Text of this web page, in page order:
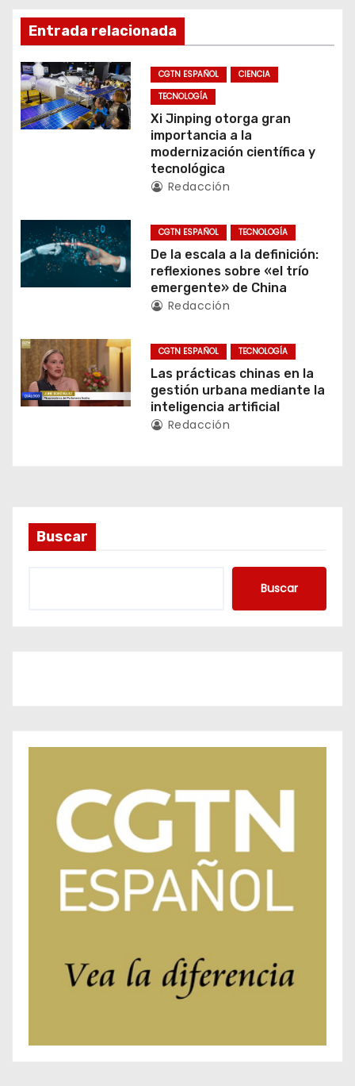
g
a
c
i
d
e
n
t
r
s
Entrada relacionada
CGTN ESPAÑOL
CIENCIA
TECNOLOGÍA
Xi Jinping otorga gran
importancia a la
modernización científica y
tecnológica
Redacción
CGTN ESPAÑOL TECNOLOGÍA
De la escala a la definición:
reflexiones sobre «el trío
emergente» de China
Redacción
CGTN ESPAÑOL TECNOLOGÍA
Las prácticas chinas en la
gestión urbana mediante la
inteligencia artificial
Redacción
Buscar
Buscar